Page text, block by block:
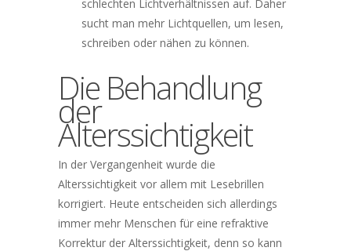
schlechten Lichtverhältnissen auf. Daher
sucht man mehr Lichtquellen, um lesen,
schreiben oder nähen zu können.
Die Behandlung
der
Alterssichtigkeit
In der Vergangenheit wurde die
Alterssichtigkeit vor allem mit Lesebrillen
korrigiert. Heute entscheiden sich allerdings
immer mehr Menschen für eine refraktive
Korrektur der Alterssichtigkeit, denn so kann